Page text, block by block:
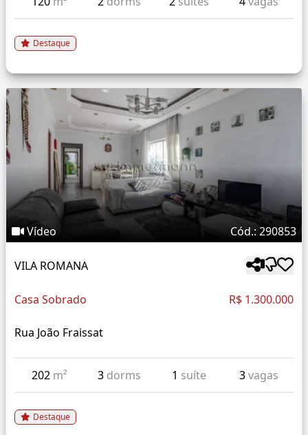
Destaque
Vídeo Cód.: 290853
VILA ROMANA
Casa Sobrado R$ 1.300.000
Rua João Fraissat
202 m² 3 dorms 1 suíte 3vagas
Destaque